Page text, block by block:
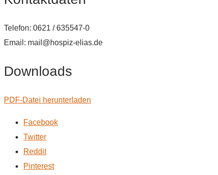
Telefon: 0621 / 635547-0
Email: mail@hospiz-elias.de
Downloads
PDF-Datei herunterladen
Facebook
Twitter
Reddit
Pinterest